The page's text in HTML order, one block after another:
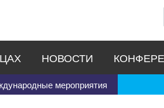
мероприятия
НОВОСТИ